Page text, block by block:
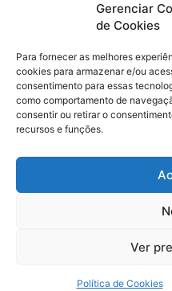
Gerenciar
de Cookies
Para fornecer as melhores
cookies para armazenar e/ou
consentimento para essas
como comportamento de
consentir ou retirar o
recursos e funções.
Ver
Política de Cookies
Escolha do Editor
Justiça Itinerante garante
fundiária e casamento
famílias em Portel
21 de maio de 2026
feminino pelos Jogos